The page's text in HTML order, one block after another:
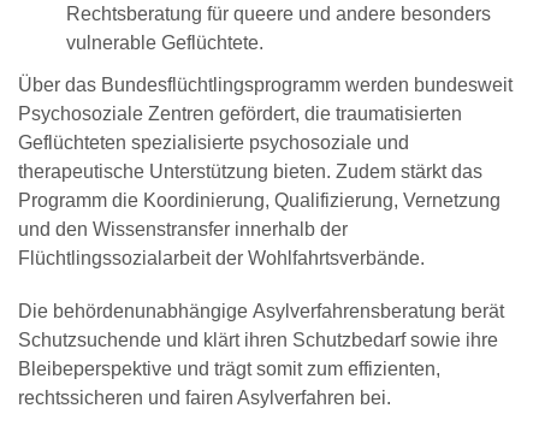
Rechtsberatung für queere und andere besonders
vulnerable Geflüchtete.
Über das Bundesflüchtlingsprogramm werden bundesweit
Psychosoziale Zentren gefördert, die traumatisierten
Geflüchteten spezialisierte psychosoziale und
therapeutische Unterstützung bieten. Zudem stärkt das
Programm die Koordinierung, Qualifizierung, Vernetzung
und den Wissenstransfer innerhalb der
Flüchtlingssozialarbeit der Wohlfahrtsverbände.
Die behördenunabhängige Asylverfahrensberatung berät
Schutzsuchende und klärt ihren Schutzbedarf sowie ihre
Bleibeperspektive und trägt somit zum effizienten,
rechtssicheren und fairen Asylverfahren bei.